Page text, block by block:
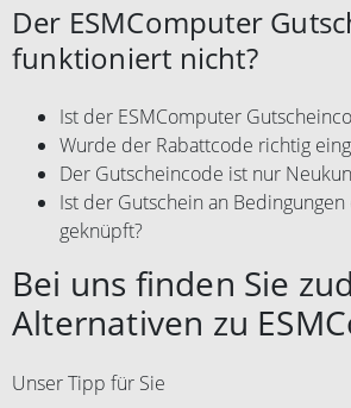
Der ESMComputer
funktioniert nicht?
Ist der ESMComputer
Wurde der Rabattcode richtig
Der Gutscheincode ist nur
Ist der Gutschein an
geknüpft?
Bei uns finden Sie
Alternativen zu
Unser Tipp für Sie